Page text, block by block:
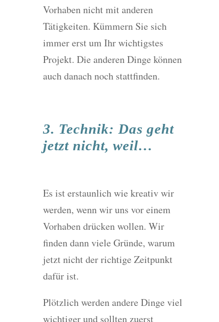
Vorhaben nicht mit anderen
Tätigkeiten. Kümmern Sie sich
immer erst um Ihr wichtigstes
Projekt. Die anderen Dinge können
auch danach noch stattfinden.
3. Technik: Das geht
jetzt nicht, weil…
Es ist erstaunlich wie kreativ wir
werden, wenn wir uns vor einem
Vorhaben drücken wollen. Wir
finden dann viele Gründe, warum
jetzt nicht der richtige Zeitpunkt
dafür ist.
Plötzlich werden andere Dinge viel
wichtiger und sollten zuerst